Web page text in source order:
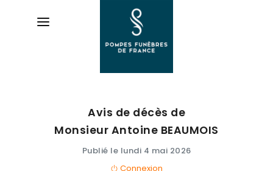
AVIS DE DÉCÈS
Avis de décès de
Monsieur Antoine BEAUMOIS
Publié le lundi 4 mai 2026
Connexion